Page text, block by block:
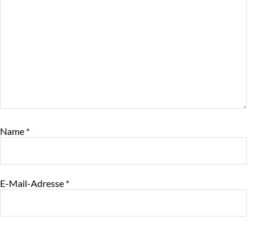
Name *
E-Mail-Adresse *